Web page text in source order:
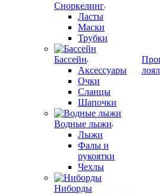
Сноркелинг
Ласты
Маски
Трубки
Бассейн
Аксессуары
Очки
Сланцы
Шапочки
Водные лыжи
Лыжи
Фалы и
рукоятки
Чехлы
Ниборды